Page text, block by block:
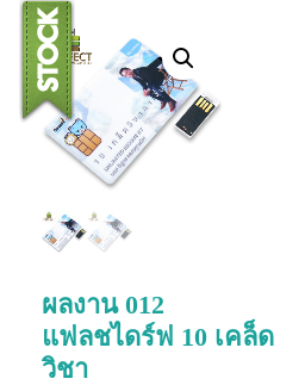
ผลงาน 012
แฟลชไดร์ฟ 10 เคล็ด
วิชา